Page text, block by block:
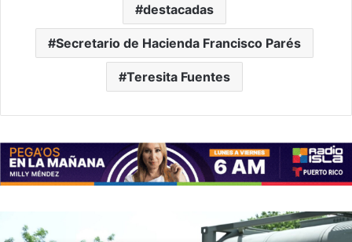
destacadas
Secretario de Hacienda Francisco Parés
Teresita Fuentes